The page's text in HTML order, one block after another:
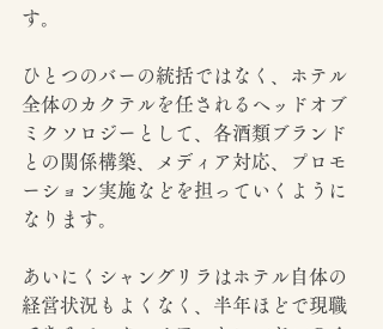
す。
ひとつのバーの統括ではなく、ホテル
全体のカクテルを任されるヘッドオブ
ミクソロジーとして、各酒類ブランド
との関係構築、メディア対応、プロモ
ーション実施などを担っていくように
なります。
あいにくシャングリラはホテル自体の
経営状況もよくなく、半年ほどで現職